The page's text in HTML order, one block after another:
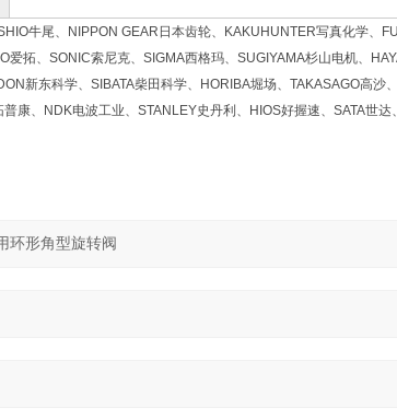
牛尾、NIPPON GEAR日本齿轮、KAKUHUNTER写真化学、
拓、SONIC索尼克、SIGMA西格玛、SUGIYAMA杉山电机、
新东科学、SIBATA柴田科学、HORIBA堀场、TAKASAGO高沙
康、NDK电波工业、STANLEY史丹利、HIOS好握速、SATA世